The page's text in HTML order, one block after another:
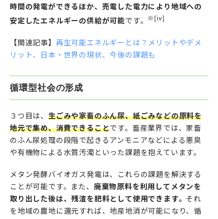
時間の発電ができるほか、売電した電力により地域への
安定したエネルギーの供給が可能です。 ※[iv]
【関連記事】 再生可能エネルギーとは？メリットやデメ
リット、日本・世界の現状、今後の課題も
循環型社会の形成
３つ目は、 生ごみや家畜のふん尿、紙ごみなどの原料を
地元で集め、消費できることです。畜産業界では、家畜
のふん尿処理の段階で起きるアンモニアなどによる悪臭
や有機物による水質汚濁といった課題を抱えています。
メタン発酵バイオガス発電は、これらの課題を解決する
ことが可能です。また、 廃棄物原料を利用してメタンを
取り出した後は、残渣を肥料として使用できます。 それ
を地域の農地に還元すれば、地産地消が可能になり、循